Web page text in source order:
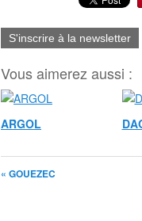
S'inscrire à la newsletter
Vous aimerez aussi :
ARGOL
« GOUEZEC